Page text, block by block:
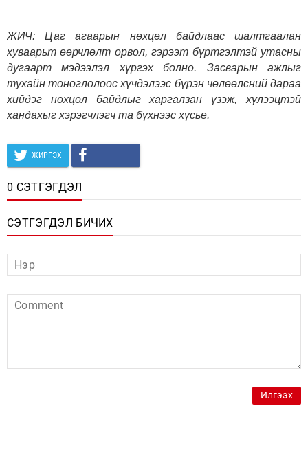
ЖИЧ: Цаг агаарын нөхцөл байдлаас шалтгаалан
хуваарьт өөрчлөлт орвол, гэрээт бүртгэлтэй утасны
дугаарт мэдээлэл хүргэх болно. Засварын ажлыг
тухайн тоноглолоос хүчдэлээс бүрэн чөлөөлсний дараа
хийдэг нөхцөл байдлыг харгалзан үзэж, хүлээцтэй
хандахыг хэрэгчлэгч та бүхнээс хүсье.
ЖИРГЭХ
0 СЭТГЭГДЭЛ
СЭТГЭГДЭЛ БИЧИХ
Илгээх